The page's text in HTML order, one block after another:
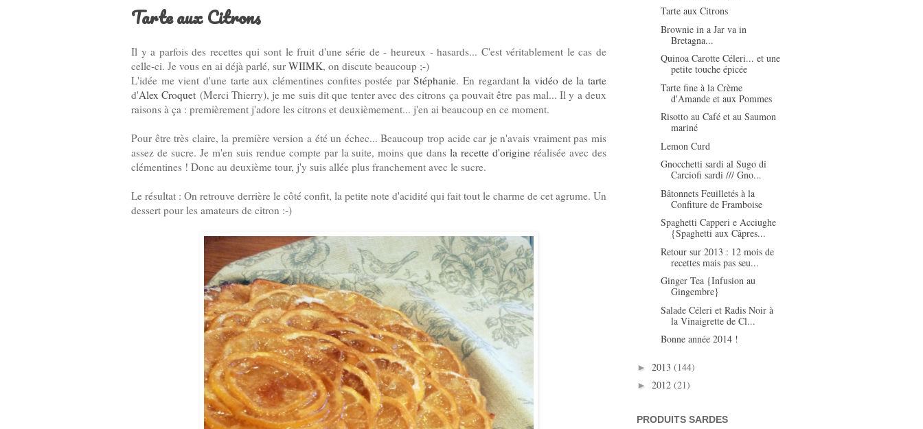
Tarte aux Citrons
Il y a parfois des recettes qui sont le fruit d'une série de - heureux - hasards... C'est véritablement le cas de
celle-ci. Je vous en ai déjà parlé, sur WIIMK, on discute beaucoup ;-)
L'idée me vient d'une tarte aux clémentines confites postée parStéphanie. En regardantla vidéo de la tarte
d'Alex Croquet (Merci Thierry), je me suis dit que tenter avec des citrons ça pouvait être pas mal... Il y a deux
raisons à ça : premièrement j'adore les citrons et deuxièmement... j'en ai beaucoup en ce moment.
Pour être très claire, la première version a été un échec... Beaucoup trop acide car je n'avais vraiment pas mis
assez de sucre. Je m'en suis rendue compte par la suite, moins que dansla recette d'origine réalisée avec des
clémentines ! Donc au deuxième tour, j'y suis allée plus franchement avec le sucre.
Le résultat : On retrouve derrière le côté confit, la petite note d'acidité qui fait tout le charme de cet agrume. Un
dessert pour les amateurs de citron :-)
Tarte aux Citrons
Brownie in a Jar va in
Bretagna...
Quinoa Carotte Céleri... et une
petite touche épicée
Tarte fine à la Crème
d'Amande et aux Pommes
Risotto au Café et au Saumon
mariné
Lemon Curd
Gnocchetti sardi al Sugo di
Carciofi sardi /// Gno...
Bâtonnets Feuilletés à la
Confiture de Framboise
Spaghetti Capperi e Acciughe
{Spaghetti aux Câpres...
Retour sur 2013 : 12 mois de
recettes mais pas seu...
Ginger Tea {Infusion au
Gingembre}
Salade Céleri et Radis Noir à
la Vinaigrette de Cl...
Bonne année 2014 !
► 2013 (144)
► 2012 (21)
PRODUITS SARDES